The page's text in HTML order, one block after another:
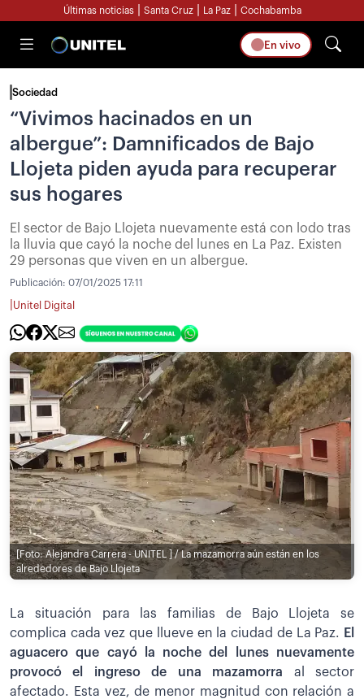
Últimas noticias Santa Cruz La Paz Cochabamba
En vivo
Sociedad
“Vivimos hacinados en un
albergue”: Damnificados de Bajo
Llojeta piden ayuda para recuperar
sus hogares
El sector de Bajo Llojeta nuevamente está con lodo tras
la lluvia que cayó la noche del lunes en La Paz. Existen
29 personas que viven en un albergue.
Publicación: 07/01/2025 17:11
Unitel Digital
[Foto: Alejandra Carrera - UNITEL ] / La mazamorra aún están en los
alrededores de Bajo Llojeta
La situación para las familias de Bajo Llojeta se
complica cada vez que llueve en la ciudad de La Paz.
El
aguacero que cayó la noche del lunes nuevamente
provocó el ingreso de una mazamorra al sector
afectado. Esta vez, de menor magnitud con relación a